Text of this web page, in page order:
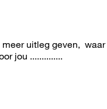
meer uitleg geven, waar
jou ..............